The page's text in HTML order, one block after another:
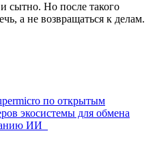
сытно. Но после такого
а не возвращаться к делам.
по открытым
экосистемы для обмена
ИИ